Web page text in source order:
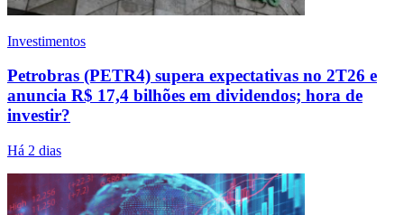
Investimentos
Petrobras (PETR4) supera expectativas no 2T26 e
anuncia R$ 17,4 bilhões em dividendos; hora de
investir?
Há 2 dias